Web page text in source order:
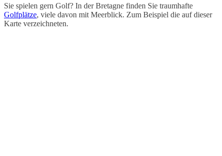
Sie spielen gern Golf? In der Bretagne finden Sie traumhafte
Golfplätze, viele davon mit Meerblick. Zum Beispiel die auf dieser
Karte verzeichneten.